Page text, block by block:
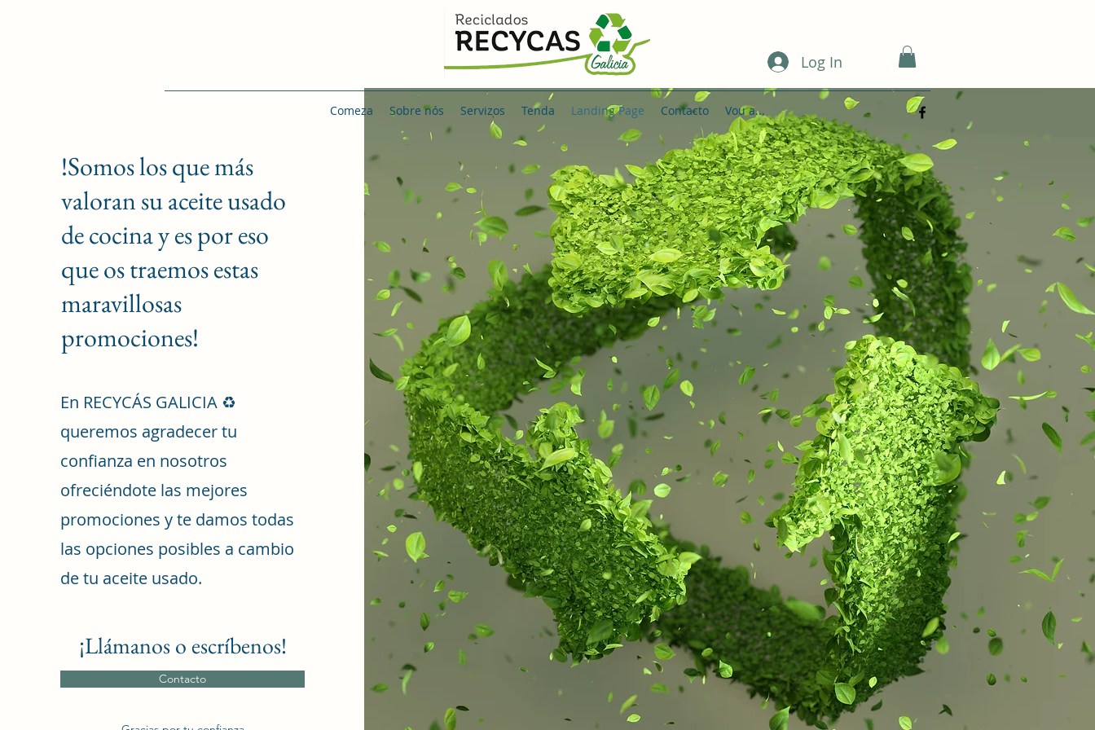
Log In
Comeza Sobre nós Servizos Tenda Landing Page Contacto Vou a...
!Somos los que más
valoran su aceite usado
de cocina y es por eso
que os traemos estas
maravillosas
promociones!
En RECYCÁS GALICIA ♻️
queremos agradecer tu
confianza en nosotros
ofreciéndote las mejores
promociones y te damos todas
las opciones posibles a cambio
de tu aceite usado.
¡Llámanos o escríbenos!
Contacto